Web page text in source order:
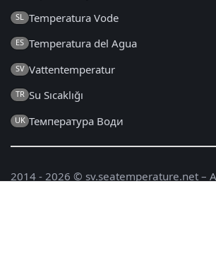
SL Temperatura Vode
ES Temperatura del Agua
SV Vattentemperatur
TR Su Sıcaklığı
UK Температура Води
2014 - 2026 © sv.seatemperature.net –